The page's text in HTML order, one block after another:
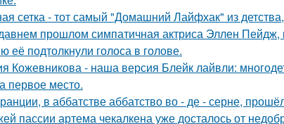
сетка - тот самый "Домашний Лайфхак" из
прошлом симпатичная актриса Эллен Пейдж,
её подтолкнули голоса в голове.
Кожевникова - наша версия Блейк лайвли:
первое место.
в аббатстве аббатство во - де - серне,
пассии артема чекалкена уже досталось от